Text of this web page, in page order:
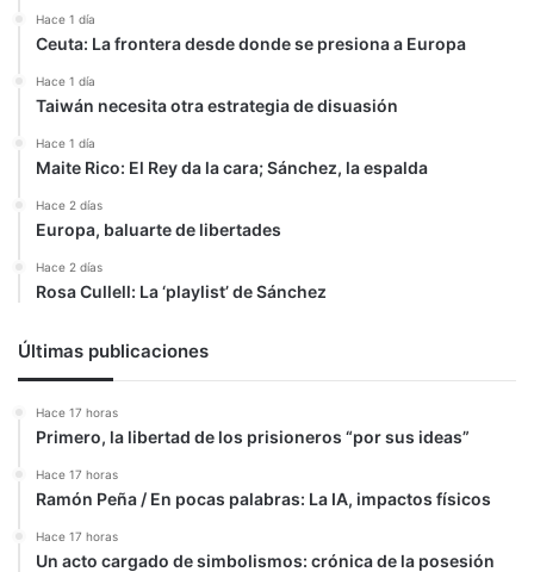
Hace 1 día
Ceuta: La frontera desde donde se presiona a Europa
Hace 1 día
Taiwán necesita otra estrategia de disuasión
Hace 1 día
Maite Rico: El Rey da la cara; Sánchez, la espalda
Hace 2 días
Europa, baluarte de libertades
Hace 2 días
Rosa Cullell: La ‘playlist’ de Sánchez
Últimas publicaciones
Hace 17 horas
Primero, la libertad de los prisioneros “por sus ideas”
Hace 17 horas
Ramón Peña / En pocas palabras: La IA, impactos físicos
Hace 17 horas
Un acto cargado de simbolismos: crónica de la posesión